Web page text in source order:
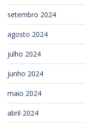
setembro 2024
agosto 2024
julho 2024
junho 2024
maio 2024
abril 2024